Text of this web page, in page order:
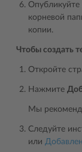
Опубликуйте
корневой
копии.
Чтобы создать
Откройте
Нажмите
Мы
Следуйте
или